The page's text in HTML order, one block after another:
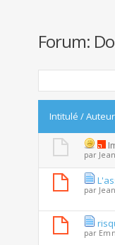
Forum:
Intitulé /Auteur
par
par
par